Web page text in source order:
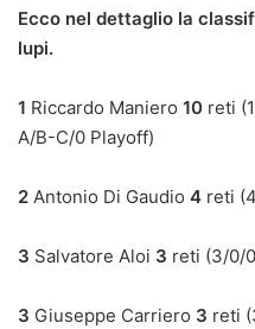
Ecco nel dettaglio la
lupi.
1 Riccardo Maniero 10 reti
A/B-C/0 Playoff)
2 Antonio Di Gaudio 4 reti
3 Salvatore Aloi 3 reti (3/0/
3 Giuseppe Carriero 3 reti